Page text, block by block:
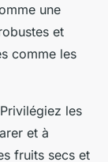
une
et
comme les
les
et à
fruits secs et